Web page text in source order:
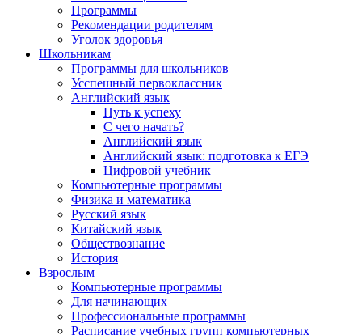
Программы
Рекомендации родителям
Уголок здоровья
Школьникам
Программы для школьников
Усспешный первоклассник
Английский язык
Путь к успеху
С чего начать?
Английский язык
Английский язык: подготовка к ЕГЭ
Цифровой учебник
Компьютерные программы
Физика и математика
Русский язык
Китайский язык
Обществознание
История
Взрослым
Компьютерные программы
Для начинающих
Профессиональные программы
Расписание учебных групп компьютерных